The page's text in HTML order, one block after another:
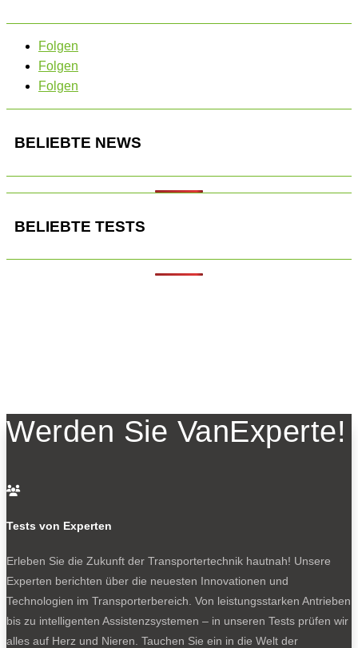
Folgen
Folgen
Folgen
BELIEBTE NEWS
BELIEBTE TESTS
Werden Sie VanExperte!

Tests von Experten
Erleben Sie die Zukunft der Transportertechnik hautnah! Unsere
Experten berichten über die neuesten Innovationen und
Technologien im Transporterbereich. Von leistungsstarken Antrieben
bis zu intelligenten Assistenzsystemen – in unseren Tests prüfen wir
alles auf Herz und Nieren. Tauchen Sie ein in die Welt der